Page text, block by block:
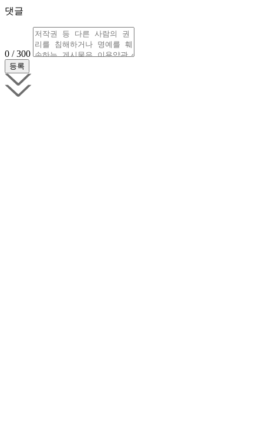
댓글
0 / 300